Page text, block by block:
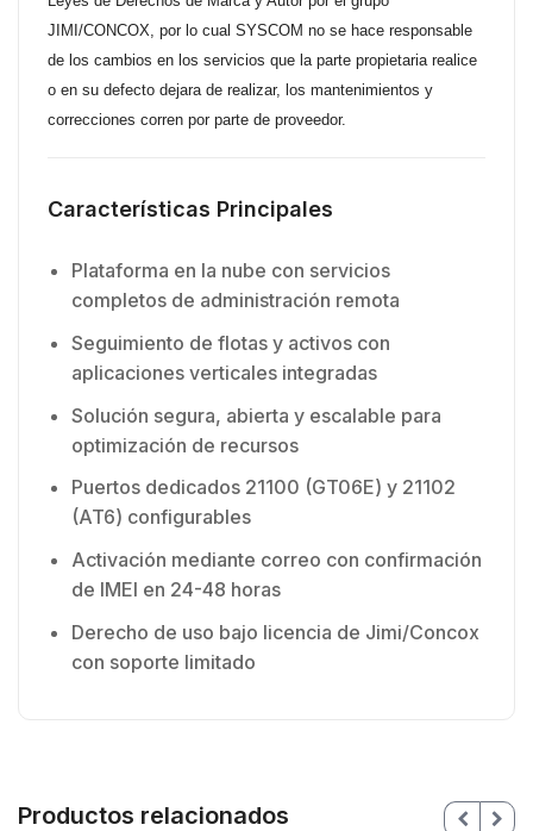
JIMI/CONCOX, por lo cual SYSCOM no se hace responsable
de los cambios en los servicios que la parte propietaria realice
o en su defecto dejara de realizar, los mantenimientos y
correcciones corren por parte de proveedor.
Características Principales
Plataforma en la nube con servicios
completos de administración remota
Seguimiento de flotas y activos con
aplicaciones verticales integradas
Solución segura, abierta y escalable para
optimización de recursos
Puertos dedicados 21100 (GT06E) y 21102
(AT6) configurables
Activación mediante correo con confirmación
de IMEI en 24-48 horas
Derecho de uso bajo licencia de Jimi/Concox
con soporte limitado
Productos relacionados